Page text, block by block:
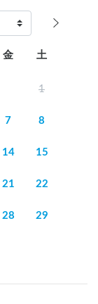
金 土
1
7 8
14 15
21 22
28 29